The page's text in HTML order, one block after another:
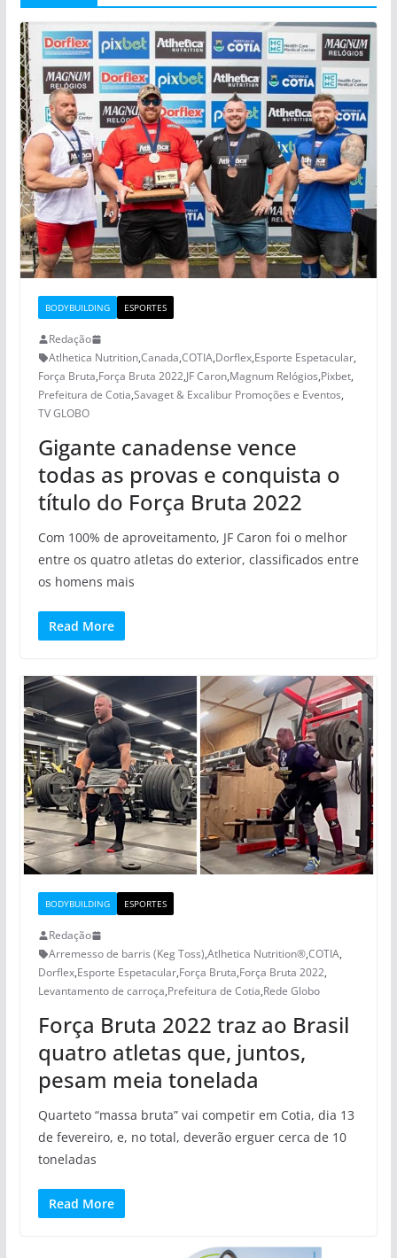
BODYBUILDING ESPORTES
Redação
Atlhetica Nutrition,Canada,COTIA,Dorflex,Esporte Espetacular,
Força Bruta,Força Bruta 2022,JF Caron,Magnum Relógios,Pixbet,
Prefeitura de Cotia,Savaget & Excalibur Promoções e Eventos,
TV GLOBO
Gigante canadense vence
todas as provas e conquista o
título do Força Bruta 2022
Com 100% de aproveitamento, JF Caron foi o melhor
entre os quatro atletas do exterior, classificados entre
os homens mais
Read More
BODYBUILDING ESPORTES
Redação
Arremesso de barris (Keg Toss),Atlhetica Nutrition®,COTIA,
Dorflex,Esporte Espetacular,Força Bruta,Força Bruta 2022,
Levantamento de carroça,Prefeitura de Cotia,Rede Globo
Força Bruta 2022 traz ao Brasil
quatro atletas que, juntos,
pesam meia tonelada
Quarteto “massa bruta” vai competir em Cotia, dia 13
de fevereiro, e, no total, deverão erguer cerca de 10
toneladas
Read More